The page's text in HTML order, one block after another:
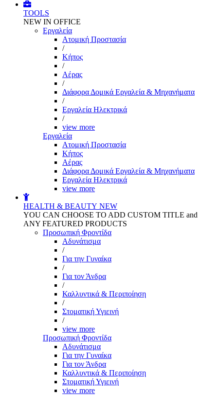
TOOLS
NEW IN OFFICE
Εργαλεία
Aτομική Προστασία
/
Kήπος
/
Αέρας
/
Διάφορα Δομικά Εργαλεία & Μηχανήματα
/
Εργαλεία Ηλεκτρικά
/
view more
Εργαλεία
Aτομική Προστασία
Kήπος
Αέρας
Διάφορα Δομικά Εργαλεία & Μηχανήματα
Εργαλεία Ηλεκτρικά
view more
HEALTH & BEAUTY NEW
YOU CAN CHOOSE TO ADD CUSTOM TITLE and
ANY FEATURED PRODUCTS
Προσωπική Φροντίδα
Αδυνάτισμα
/
Για την Γυναίκα
/
Για τον Άνδρα
/
Καλλυντικά & Περιποίηση
/
Στοματική Υγιεινή
/
view more
Προσωπική Φροντίδα
Αδυνάτισμα
Για την Γυναίκα
Για τον Άνδρα
Καλλυντικά & Περιποίηση
Στοματική Υγιεινή
view more